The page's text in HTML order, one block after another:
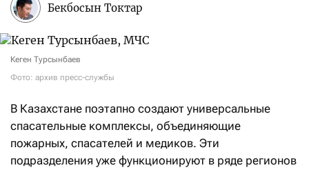
Бекбосын Токтар
Кеген Турсынбаев
Фото: архив пресс-службы
В Казахстане поэтапно создают универсальные
спасательные комплексы, объединяющие
пожарных, спасателей и медиков. Эти
подразделения уже функционируют в ряде регионов